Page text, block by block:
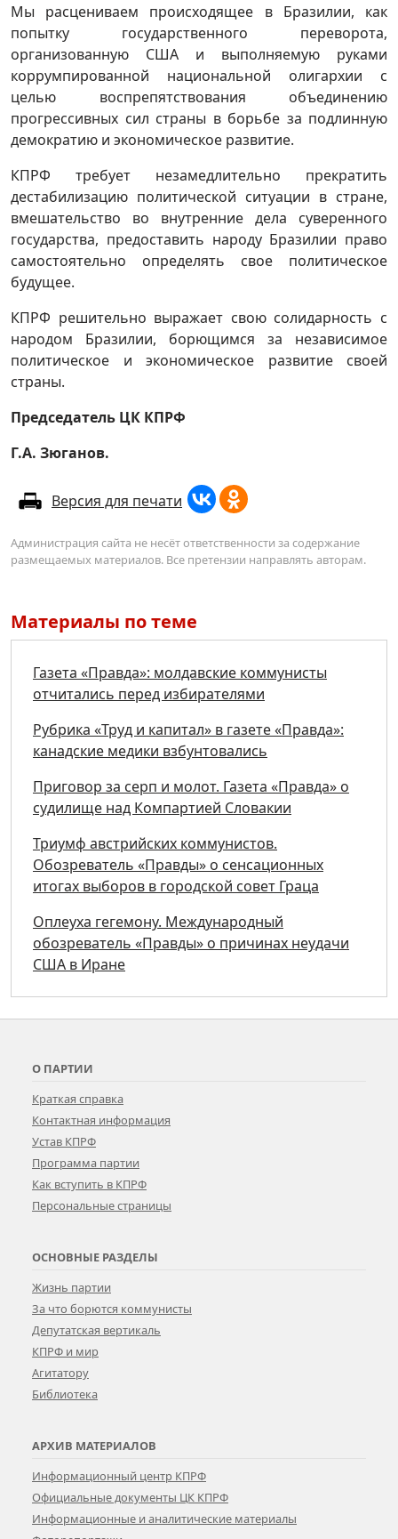
Мы расцениваем происходящее в Бразилии, как
попытку государственного переворота,
организованную США и выполняемую руками
коррумпированной национальной олигархии с
целью воспрепятствования объединению
прогрессивных сил страны в борьбе за подлинную
демократию и экономическое развитие.
КПРФ требует незамедлительно прекратить
дестабилизацию политической ситуации в стране,
вмешательство во внутренние дела суверенного
государства, предоставить народу Бразилии право
самостоятельно определять свое политическое
будущее.
КПРФ решительно выражает свою солидарность с
народом Бразилии, борющимся за независимое
политическое и экономическое развитие своей
страны.
Председатель ЦК КПРФ
Г.А. Зюганов.
Версия для печати
Администрация сайта не несёт ответственности за содержание
размещаемых материалов. Все претензии направлять авторам.
Материалы по теме
Газета «Правда»: молдавские коммунисты
отчитались перед избирателями
Рубрика «Труд и капитал» в газете «Правда»:
канадские медики взбунтовались
Приговор за серп и молот. Газета «Правда» о
судилище над Компартией Словакии
Триумф австрийских коммунистов.
Обозреватель «Правды» о сенсационных
итогах выборов в городской совет Граца
Оплеуха гегемону. Международный
обозреватель «Правды» о причинах неудачи
США в Иране
О ПАРТИИ
Краткая справка
Контактная информация
Устав КПРФ
Программа партии
Как вступить в КПРФ
Персональные страницы
ОСНОВНЫЕ РАЗДЕЛЫ
Жизнь партии
За что борются коммунисты
Депутатская вертикаль
КПРФ и мир
Агитатору
Библиотека
АРХИВ МАТЕРИАЛОВ
Информационный центр КПРФ
Официальные документы ЦК КПРФ
Информационные и аналитические материалы